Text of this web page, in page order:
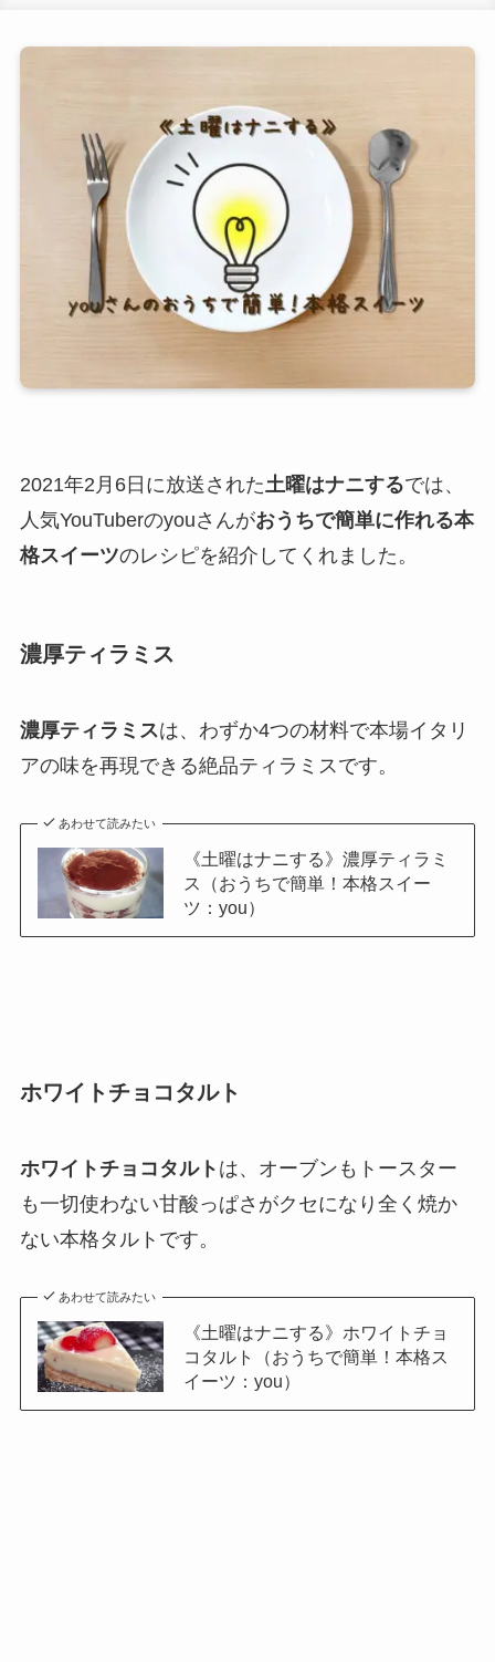
2021年2月6日に放送された土曜はナニするでは、
人気YouTuberのyouさんがおうちで簡単に作れる本
格スイーツのレシピを紹介してくれました。
濃厚ティラミス
濃厚ティラミスは、わずか4つの材料で本場イタリ
アの味を再現できる絶品ティラミスです。
あわせて読みたい
《土曜はナニする》濃厚ティラミ
ス（おうちで簡単！本格スイー
ツ：you）
ホワイトチョコタルト
ホワイトチョコタルト は、オーブンもトースター
も一切使わない甘酸っぱさがクセになり全く焼か
ない本格タルトです。
あわせて読みたい
《土曜はナニする》ホワイトチョ
コタルト（おうちで簡単！本格ス
イーツ：you）